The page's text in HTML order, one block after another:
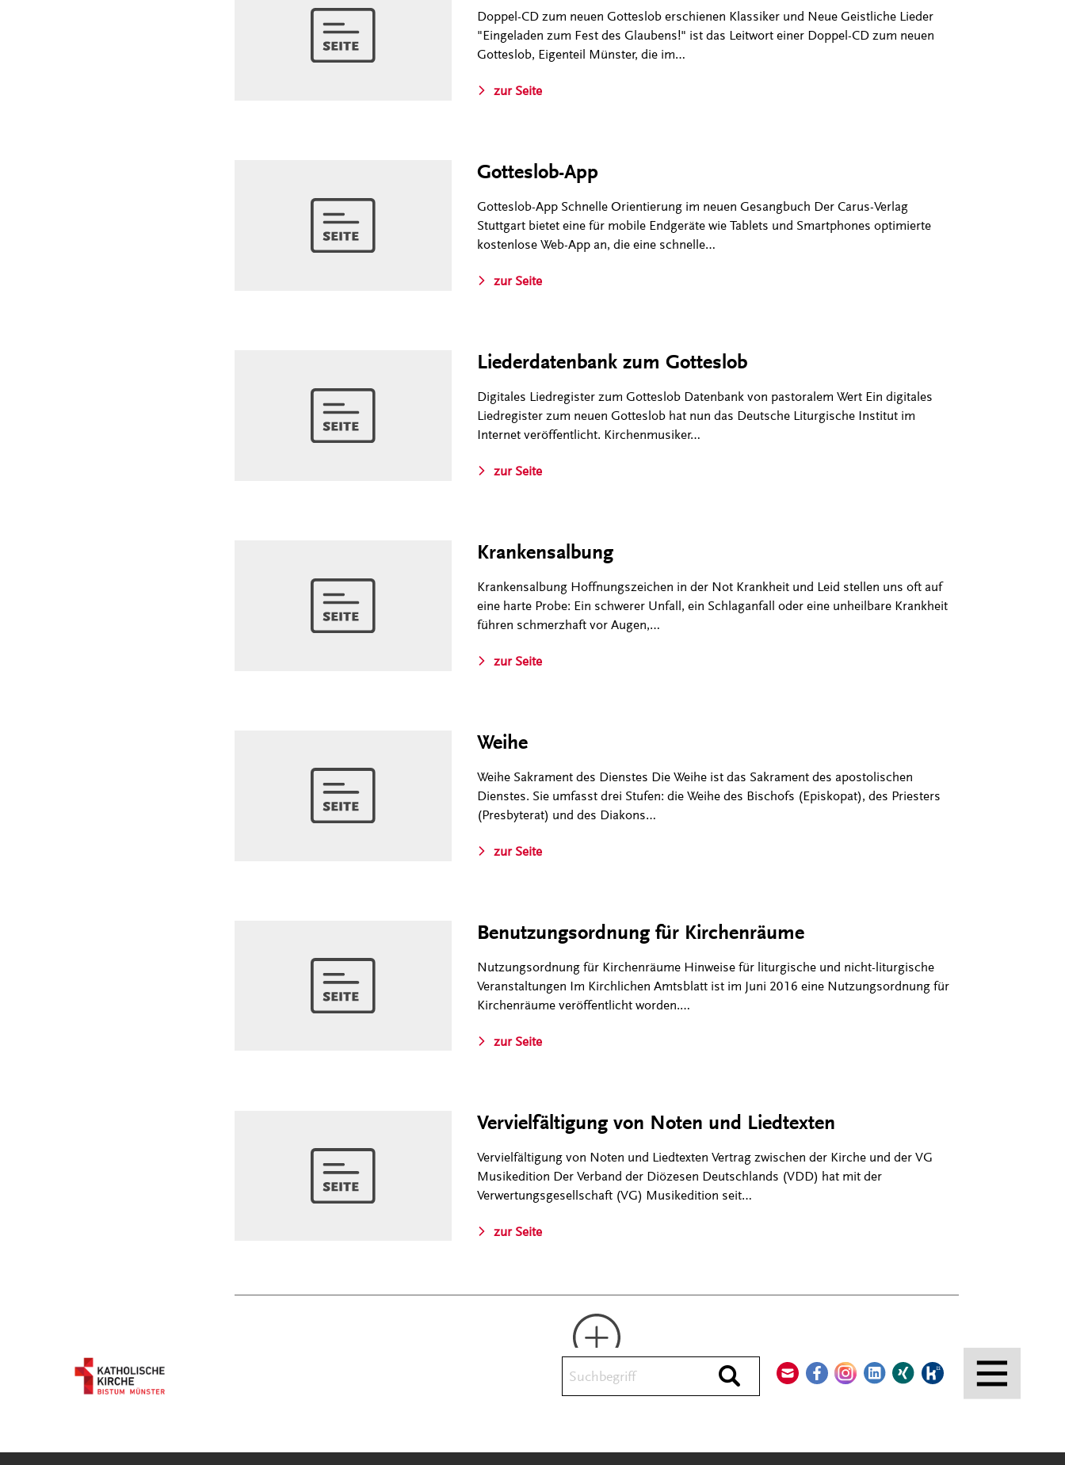
Durchsuchen
Doppel-CD zum neuen Gotteslob erschienen Klassiker und Neue Geistliche Lieder
"Eingeladen zum Fest des Glaubens!" ist das Leitwort einer Doppel-CD zum neuen
Gotteslob, Eigenteil Münster, die im…
zur Seite
Gotteslob-App
Gotteslob-App Schnelle Orientierung im neuen Gesangbuch Der Carus-Verlag
Stuttgart bietet eine für mobile Endgeräte wie Tablets und Smartphones optimierte
kostenlose Web-App an, die eine schnelle…
zur Seite
Liederdatenbank zum Gotteslob
Digitales Liedregister zum Gotteslob Datenbank von pastoralem Wert Ein digitales
Liedregister zum neuen Gotteslob hat nun das Deutsche Liturgische Institut im
Internet veröffentlicht. Kirchenmusiker…
zur Seite
Krankensalbung
Krankensalbung Hoffnungszeichen in der Not Krankheit und Leid stellen uns oft auf
eine harte Probe: Ein schwerer Unfall, ein Schlaganfall oder eine unheilbare Krankheit
führen schmerzhaft vor Augen,…
zur Seite
Weihe
Weihe Sakrament des Dienstes Die Weihe ist das Sakrament des apostolischen
Dienstes. Sie umfasst drei Stufen: die Weihe des Bischofs (Episkopat), des Priesters
(Presbyterat) und des Diakons…
zur Seite
Benutzungsordnung für Kirchenräume
Nutzungsordnung für Kirchenräume Hinweise für liturgische und nicht-liturgische
Veranstaltungen Im Kirchlichen Amtsblatt ist im Juni 2016 eine Nutzungsordnung für
Kirchenräume veröffentlicht worden.…
zur Seite
Vervielfältigung von Noten und Liedtexten
Vervielfältigung von Noten und Liedtexten Vertrag zwischen der Kirche und der VG
Musikedition Der Verband der Diözesen Deutschlands (VDD) hat mit der
Verwertungsgesellschaft (VG) Musikedition seit…
zur Seite
Mehr laden